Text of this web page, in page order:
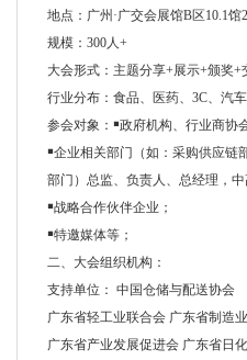
地点：广州·广交会展馆B区10.1馆
规模：300人+
大会形式：主题分享+展示+颁奖+
行业分布：食品、医药、3C、汽
参会对象：￭政府机构、行业商协
￭企业相关部门（如：采购供应链
部门）总监、负责人、总经理，
￭战略合作伙伴企业；
￭特邀媒体等；
二、大会组织机构：
支持单位： 中国仓储与配送协会
广东省轻工业联合会 广东省制造
广东省产业发展促进会 广东省日